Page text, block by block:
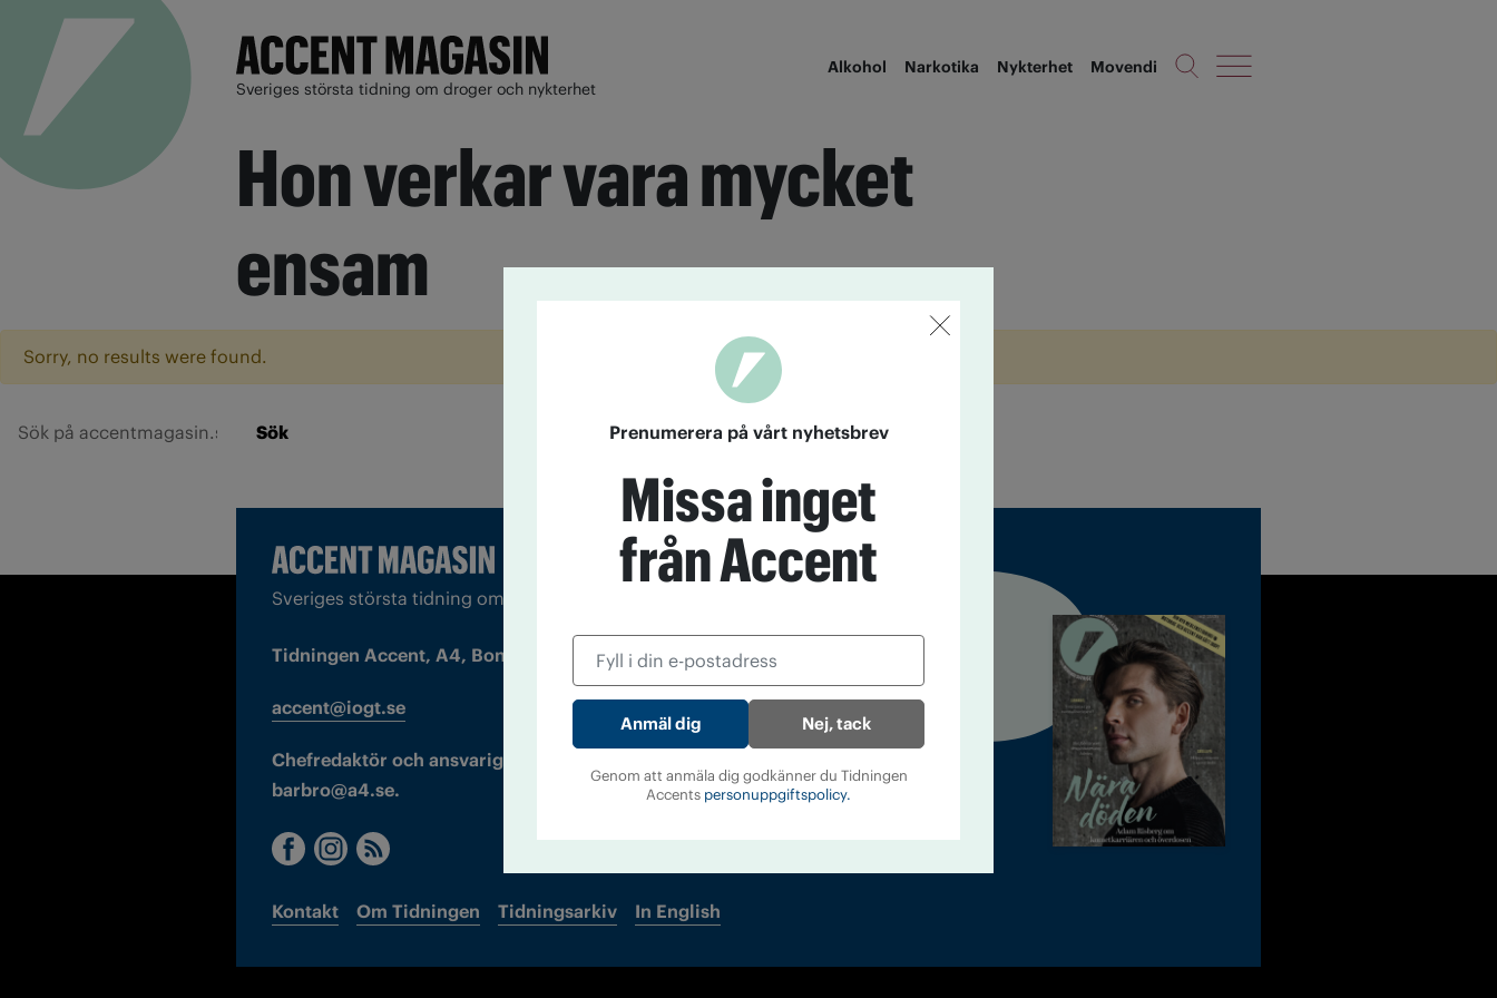
Sveriges största tidning om droger och nykterhet
Alkohol Narkotika Nykterhet Movendi
Hon verkar vara mycket
ensam
Sorry, no results were found.
Sök
Sveriges största tidning om droger och nykterhet
Tidningen Accent, A4, Bondegatan 21, 116 33 Stockholm
accent@iogt.se
Chefredaktör och ansvarig utgivare: Barbro Janson Lundkvist,
barbro@a4.se.
Kontakt Om Tidningen Tidningsarkiv In English
Accent
Prenumerera på vårt nyhetsbrev
Missa inget
från Accent
Nej, tack
Genom att anmäla dig godkänner du Tidningen
Accents personuppgiftspolicy.